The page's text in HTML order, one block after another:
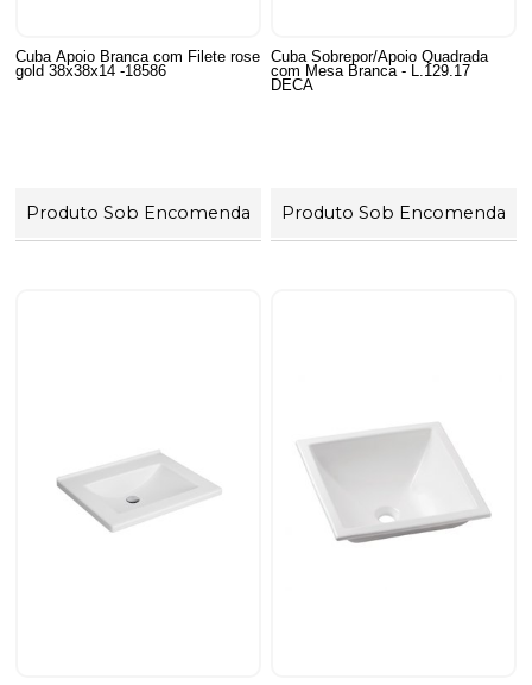
Cuba Apoio Branca com Filete rose
gold 38x38x14 -18586
Produto Sob Encomenda
Cuba Sobrepor/Apoio Quadrada
com Mesa Branca - L.129.17
DECA
Produto Sob Encomenda